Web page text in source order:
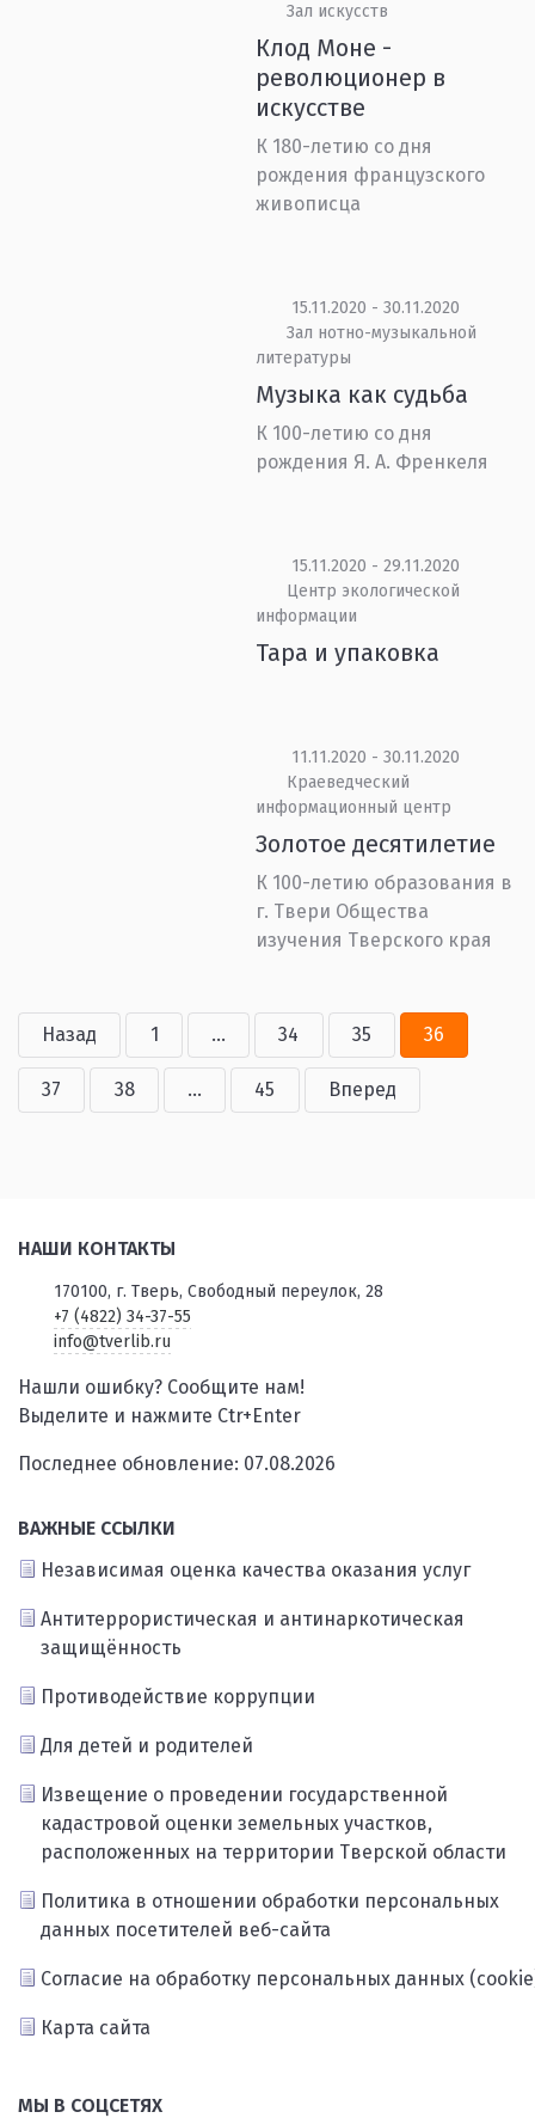
Зал искусств
Клод Моне -
революционер в
искусстве
К 180-летию со дня
рождения французского
живописца
15.11.2020 - 30.11.2020
Зал нотно-музыкальной
литературы
Музыка как судьба
К 100-летию со дня
рождения Я. А. Френкеля
15.11.2020 - 29.11.2020
Центр экологической
информации
Тара и упаковка
11.11.2020 - 30.11.2020
Краеведческий
информационный центр
Золотое десятилетие
К 100-летию образования в
г. Твери Общества
изучения Тверского края
Назад 1 ... 34 35 36
37 38 ... 45 Вперед
НАШИ КОНТАКТЫ
170100, г. Тверь, Свободный переулок, 28
+7 (4822) 34-37-55
info@tverlib.ru
Нашли ошибку? Сообщите нам!
Выделите и нажмите Ctr+Enter
Последнее обновление: 07.08.2026
ВАЖНЫЕ ССЫЛКИ
Независимая оценка качества оказания услуг
Антитеррористическая и антинаркотическая
защищённость
Противодействие коррупции
Для детей и родителей
Извещение о проведении государственной
кадастровой оценки земельных участков,
расположенных на территории Тверской области
Политика в отношении обработки персональных
данных посетителей веб-сайта
Согласие на обработку персональных данных
Карта сайта
МЫ В СОЦСЕТЯХ